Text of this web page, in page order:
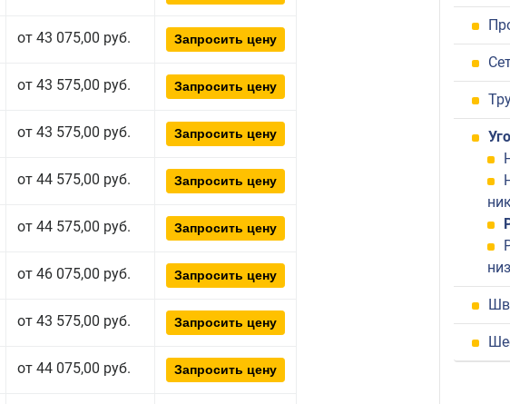
от 43 075,00 руб. Запросить цену
от 43 575,00 руб. Запросить цену
от 43 575,00 руб. Запросить цену
от 44 575,00 руб. Запросить цену
от 44 575,00 руб. Запросить цену
от 46 075,00 руб. Запросить цену
от 43 575,00 руб. Запросить цену
от 44 075,00 руб. Запросить цену